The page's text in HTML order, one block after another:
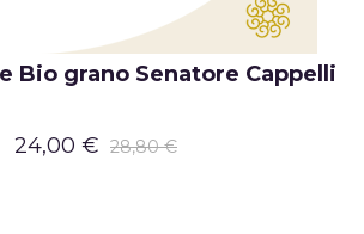
Bio grano Senatore Cappelli
24,00 € 28,80 €